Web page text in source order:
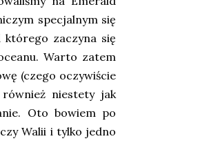
specjalnym się
którego zaczyna się
Warto zatem
(czego oczywiście
niestety jak
Oto bowiem po
Walii i tylko jedno